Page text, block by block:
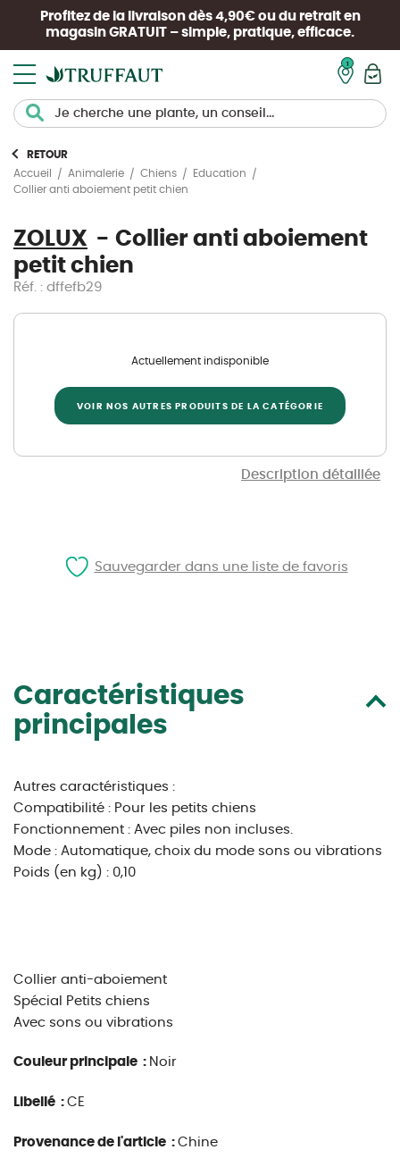
Profitez de la livraison dès 4,90€ ou du retrait en
magasin GRATUIT – simple, pratique, efficace.
RETOUR
Accueil
Animalerie Chiens
Education
Collier anti aboiement petit chien
ZOLUX
Collier anti aboiement
petit chien
Réf. : dffefb29
Description détaillée
Actuellement indisponible
VOIR NOS AUTRES PRODUITS DE LA CATÉGORIE
Caractéristiques
principales
Autres caractéristiques :
Compatibilité : Pour les petits chiens
Fonctionnement : Avec piles non incluses.
Mode : Automatique, choix du mode sons ou vibrations
Poids (en kg) : 0,10
Collier anti-aboiement
Spécial Petits chiens
Avec sons ou vibrations
Couleur principale : Noir
Libellé : CE
Provenance de l'article : Chine
Sauvegarder dans une liste de favoris